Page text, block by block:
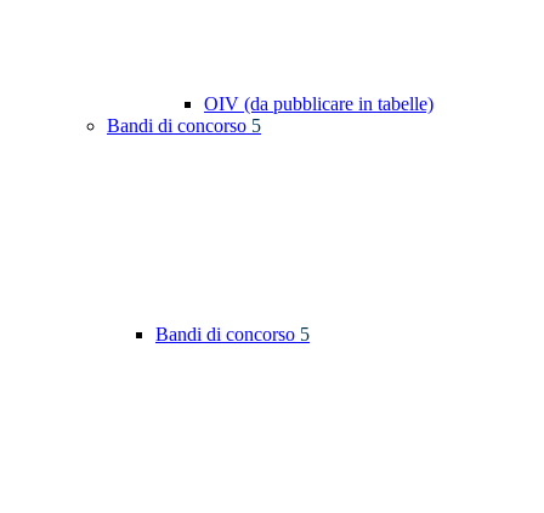
OIV (da pubblicare in tabelle)
Bandi di concorso 5
Bandi di concorso 5